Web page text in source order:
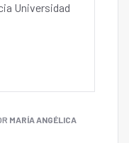
Universidad
MARÍA ANGÉLICA